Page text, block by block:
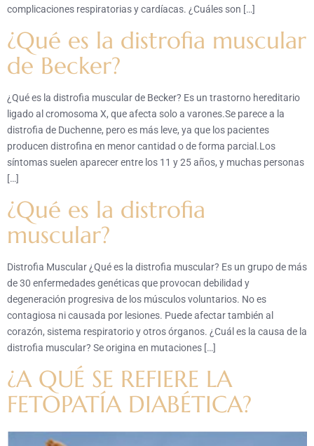
complicaciones respiratorias y cardíacas. ¿Cuáles son […]
¿Qué es la distrofia muscular
de Becker?
¿Qué es la distrofia muscular de Becker? Es un trastorno hereditario
ligado al cromosoma X, que afecta solo a varones.Se parece a la
distrofia de Duchenne, pero es más leve, ya que los pacientes
producen distrofina en menor cantidad o de forma parcial.Los
síntomas suelen aparecer entre los 11 y 25 años, y muchas personas
[…]
¿Qué es la distrofia
muscular?
Distrofia Muscular ¿Qué es la distrofia muscular? Es un grupo de más
de 30 enfermedades genéticas que provocan debilidad y
degeneración progresiva de los músculos voluntarios. No es
contagiosa ni causada por lesiones. Puede afectar también al
corazón, sistema respiratorio y otros órganos. ¿Cuál es la causa de la
distrofia muscular? Se origina en mutaciones […]
¿A QUÉ SE REFIERE LA
FETOPATÍA DIABÉTICA?